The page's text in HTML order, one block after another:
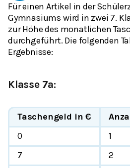
Für einen Artikel in der
Gymnasiums wird in zwei 7.
zur Höhe des monatlichen
durchgeführt. Die folgenden
Ergebnisse:
Klasse 7a:
Taschengeld in €
0
1
7
2